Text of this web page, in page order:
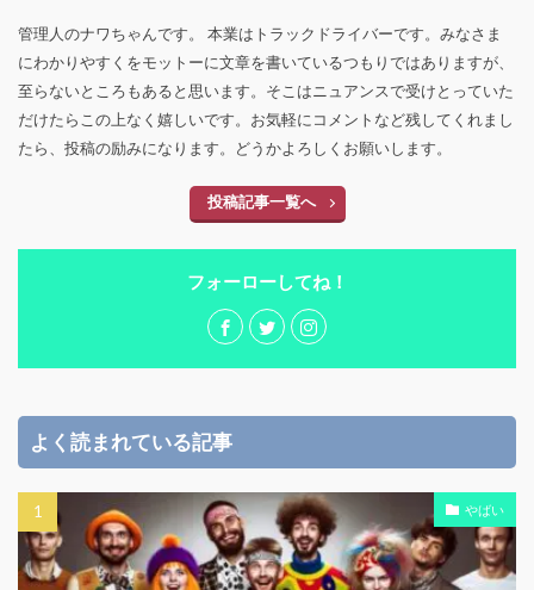
管理人のナワちゃんです。 本業はトラックドライバーです。みなさま
にわかりやすくをモットーに文章を書いているつもりではありますが、
至らないところもあると思います。そこはニュアンスで受けとっていた
だけたらこの上なく嬉しいです。お気軽にコメントなど残してくれまし
たら、投稿の励みになります。どうかよろしくお願いします。
投稿記事一覧へ
フォーローしてね！
よく読まれている記事
やばい